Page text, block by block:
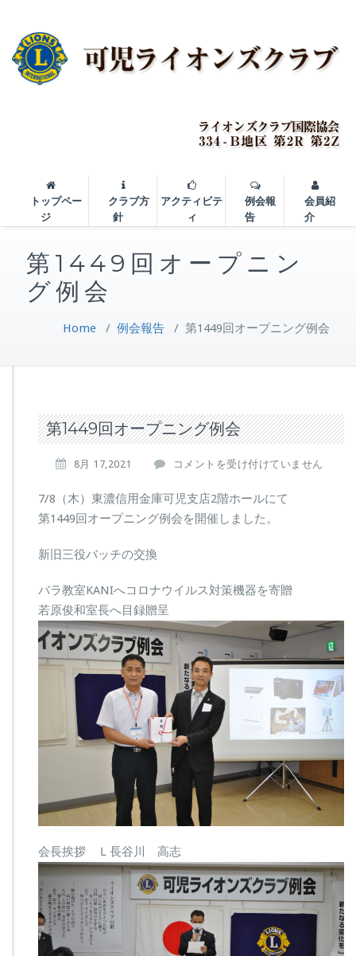
トップペー
ジ
クラブ方
針
アクティビテ
ィ
例会報
告
会員紹
介
第1449回オープニン
グ例会
Home / 例会報告 / 第1449回オープニング例会
第1449回オープニング例会
8月 17,2021
第
4
4
9
プ
ン
グ
会
は
コメントを受け付けていません
7/8（木）東濃信用金庫可児支店2階ホールにて
第1449回オープニング例会を開催しました。
新旧三役バッチの交換
バラ教室KANIへコロナウイルス対策機器を寄贈
若原俊和室長へ目録贈呈
会長挨拶 Ｌ長谷川 高志